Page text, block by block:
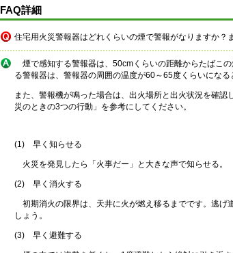
FAQ詳細
住宅用火災警報器はどれくらいの煙で警報がなりますか？
煙で感知する警報器は、50cmくらいの距離からたばこ
る警報器は、警報器の周囲の温度が60～65度くらいになる
また、警報機が鳴った場合は、出火場所と出火状況を確認
災のときの3つの行動」を参考にしてください。
(1) 早く知らせる
火災を発見したら「火事だー」と大きな声で知らせる。
(2) 早く消火する
初期消火の限界は、天井に火が燃え移るまでです。逃げ
しょう。
(3) 早く避難する